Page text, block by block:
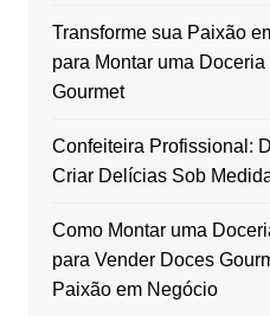
Transforme sua Paixão
para Montar uma
Gourmet
Confeiteira Profissional:
Criar Delícias Sob
Como Montar uma
para Vender Doces
Paixão em Negócio